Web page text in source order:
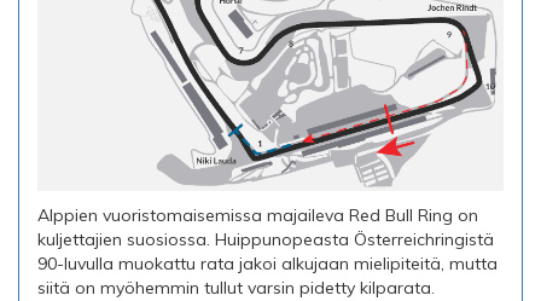
Alppien vuoristomaisemissa majaileva Red Bull Ring on
kuljettajien suosiossa. Huippunopeasta Österreichringistä
90-luvulla muokattu rata jakoi alkujaan mielipiteitä, mutta
siitä on myöhemmin tullut varsin pidetty kilparata.